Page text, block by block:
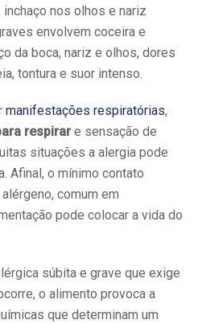
nos olhos e nariz
envolvem coceira e
da boca, nariz e olhos, dores
tontura e suor intenso.
manifestações respiratórias,
respirare sensação de
situações a alergia pode
Afinal, o mínimo contato
comum em
pode colocar a vida do
súbita e grave que exige
o alimento provoca a
que determinam um